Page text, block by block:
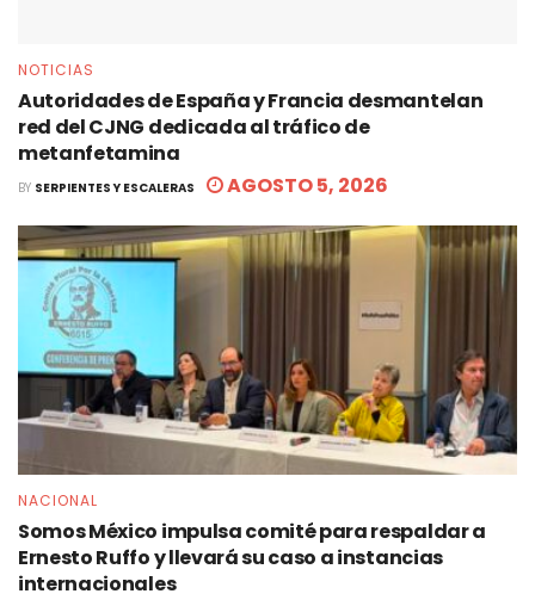
NOTICIAS
Autoridades de España y Francia desmantelan
red del CJNG dedicada al tráfico de
metanfetamina
BY SERPIENTES Y ESCALERAS AGOSTO 5, 2026
NACIONAL
Somos México impulsa comité para respaldar a
Ernesto Ruffo y llevará su caso a instancias
internacionales